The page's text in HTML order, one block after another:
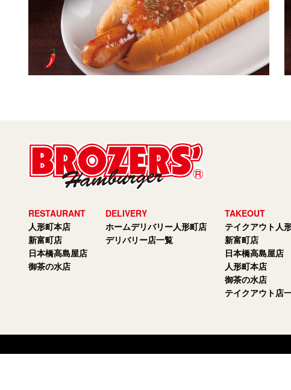
RESTAURANT
人形町本店
新富町店
日本橋高島屋店
御茶の水店
DELIVERY
ホームデリバリー人形町店
デリバリー店一覧
TAKEOUT
テイクアウト人
新富町店
日本橋高島屋店
人形町本店
御茶の水店
テイクアウト店